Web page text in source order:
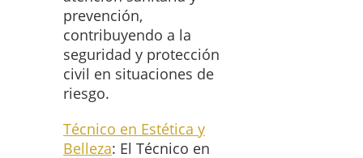
prevención,
contribuyendo a la
seguridad y protección
civil en situaciones de
riesgo.
Técnico en Estética y
Belleza: El Técnico en